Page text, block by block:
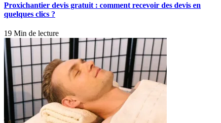
Proxichantier devis gratuit : comment recevoir des devis en
quelques clics ?
19 Min de lecture